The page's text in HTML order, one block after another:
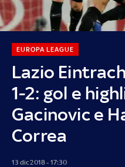
Lazio
1-2: gol e
Gacinovic e
Correa
EUROPA LEAGUE
13 dic 2018 - 17:30